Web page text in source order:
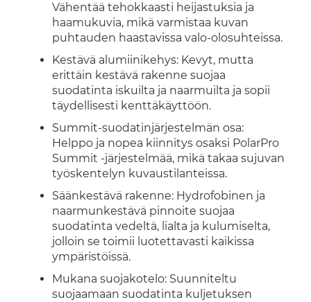
Vähentää tehokkaasti heijastuksia ja
haamukuvia, mikä varmistaa kuvan
puhtauden haastavissa valo-olosuhteissa.
Kestävä alumiinikehys: Kevyt, mutta
erittäin kestävä rakenne suojaa
suodatinta iskuilta ja naarmuilta ja sopii
täydellisesti kenttäkäyttöön.
Summit-suodatinjärjestelmän osa:
Helppo ja nopea kiinnitys osaksi PolarPro
Summit -järjestelmää, mikä takaa sujuvan
työskentelyn kuvaustilanteissa.
Säänkestävä rakenne: Hydrofobinen ja
naarmunkestävä pinnoite suojaa
suodatinta vedeltä, lialta ja kulumiselta,
jolloin se toimii luotettavasti kaikissa
ympäristöissä.
Mukana suojakotelo: Suunniteltu
suojaamaan suodatinta kuljetuksen